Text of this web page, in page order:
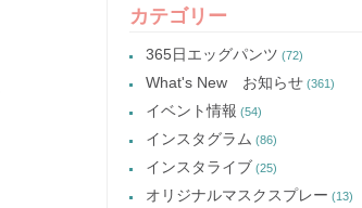
カ
カテゴリー
365日エッグパンツ (72)
What's New お知らせ (361)
イベント情報 (54)
インスタグラム (86)
インスタライブ (25)
オリジナルマスクスプレー (13)